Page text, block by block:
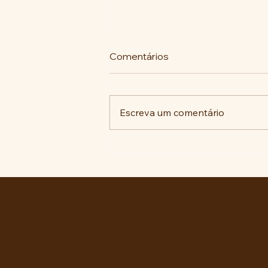
reparo antifascista às
Comentários
Escreva um comentário